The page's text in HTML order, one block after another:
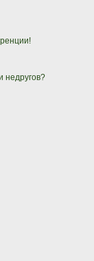
недругов?